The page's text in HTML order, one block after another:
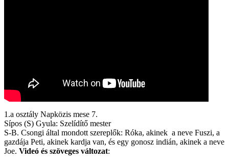
1.a osztály Napközis mese 7.
Sípos (S) Gyula: Szelídítő mester
S-B. Csongi által mondott szereplők: Róka, akinek a neve Fuszi, a
gazdája Peti, akinek kardja van, és egy gonosz indián, akinek a neve
Joe. Videó és szöveges változat: